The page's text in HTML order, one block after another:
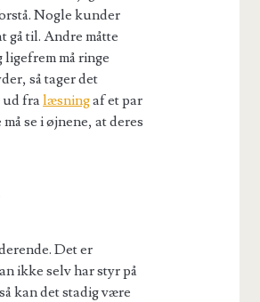
Nogle kunder
gå til. Andre måtte
må ringe
så tager det
ud fralæsningaf et par
se i øjnene, at deres
Det er
ikke selv har styr på
kan det stadig være